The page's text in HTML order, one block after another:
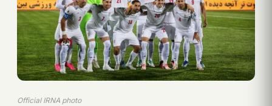
Official IRNA photo